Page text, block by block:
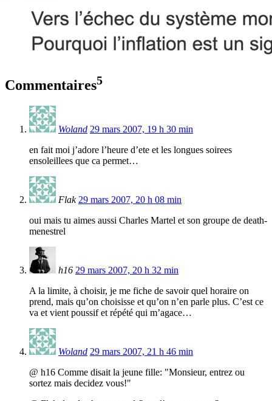
Commentaires5
Woland 29 mars 2007, 19 h 30 min
en fait moi j’adore l’heure d’ete et les longues soirees
ensoleillees que ca permet…
Flak 29 mars 2007, 20 h 08 min
oui mais tu aimes aussi Charles Martel et son groupe de death-
menestrel
h16 29 mars 2007, 20 h 32 min
A la limite, à choisir, je me fiche de savoir quel horaire on
prend, mais qu’on choisisse et qu’on n’en parle plus. C’est ce
va et vient poussif et répété qui m’agace…
Woland 29 mars 2007, 21 h 46 min
@ h16 Comme disait la jeune fille: "Monsieur, entrez ou
sortez mais decidez vous!"